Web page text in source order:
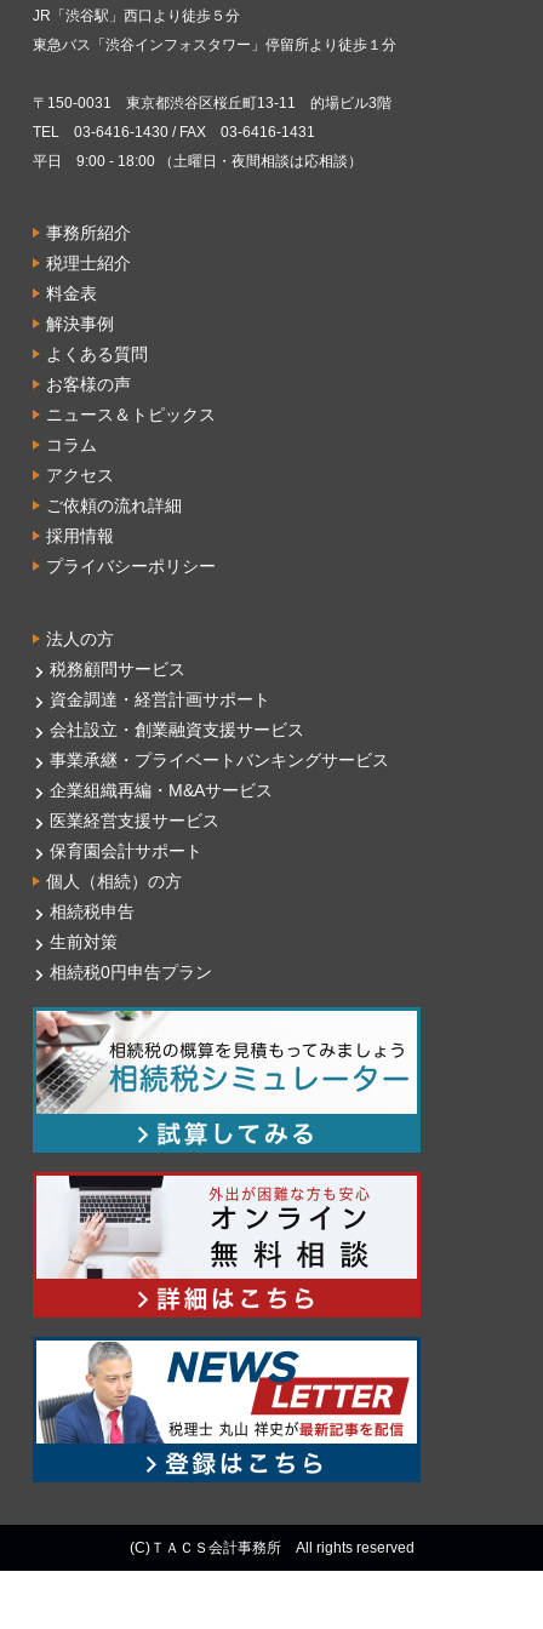
JR「渋谷駅」西口より徒歩５分
東急バス「渋谷インフォスタワー」停留所より徒歩１分
〒150-0031 東京都渋谷区桜丘町13-11 的場ビル3階
TEL 03-6416-1430 / FAX 03-6416-1431
平日 9:00 - 18:00 （土曜日・夜間相談は応相談）
事務所紹介
税理士紹介
料金表
解決事例
よくある質問
お客様の声
ニュース＆トピックス
コラム
アクセス
ご依頼の流れ詳細
採用情報
プライバシーポリシー
法人の方
税務顧問サービス
資金調達・経営計画サポート
会社設立・創業融資支援サービス
事業承継・プライベートバンキングサービス
企業組織再編・M&Aサービス
医業経営支援サービス
保育園会計サポート
個人（相続）の方
相続税申告
生前対策
相続税0円申告プラン
(C)ＴＡＣＳ会計事務所 All rights reserved